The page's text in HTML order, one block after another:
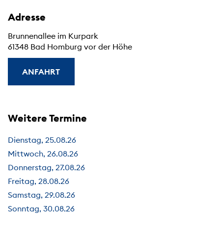
Adresse
Brunnenallee im Kurpark
61348 Bad Homburg vor der Höhe
ANFAHRT
Weitere Termine
Dienstag, 25.08.26
Mittwoch, 26.08.26
Donnerstag, 27.08.26
Freitag, 28.08.26
Samstag, 29.08.26
Sonntag, 30.08.26